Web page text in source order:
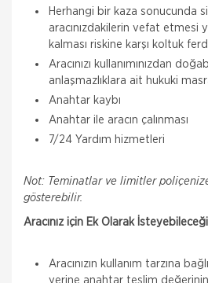
Herhangi bir kaza sonucunda
aracınızdakilerin vefat etmesi
kalması riskine karşı koltuk
Aracınızı kullanımınızdan
anlaşmazlıklara ait hukuki
Anahtar kaybı
Anahtar ile aracın çalınması
7/24 Yardım hizmetleri
Not: Teminatlar ve limitler
gösterebilir.
Aracınız için Ek Olarak
Aracınızın kullanım tarzına
yerine anahtar teslim